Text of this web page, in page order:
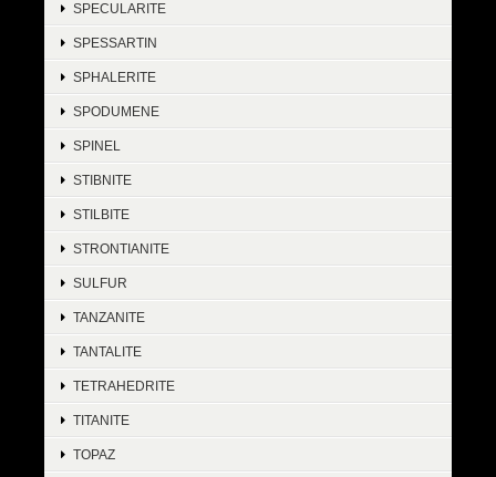
SPECULARITE
SPESSARTIN
SPHALERITE
SPODUMENE
SPINEL
STIBNITE
STILBITE
STRONTIANITE
SULFUR
TANZANITE
TANTALITE
TETRAHEDRITE
TITANITE
TOPAZ